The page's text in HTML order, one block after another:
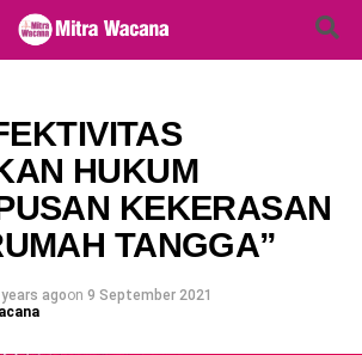
for:
HUKUM
KEKERASAN
TANGGA”
years agoon 9 September 2021